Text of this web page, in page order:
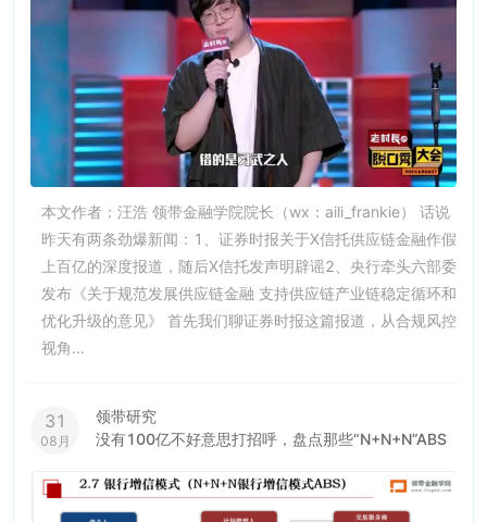
本文作者：汪浩 领带金融学院院长（wx：aili_frankie） 话说
昨天有两条劲爆新闻：1、证券时报关于X信托供应链金融作假
上百亿的深度报道，随后X信托发声明辟谣2、央行牵头六部委
发布《关于规范发展供应链金融 支持供应链产业链稳定循环和
优化升级的意见》 首先我们聊证券时报这篇报道，从合规风控
视角...
31
08月
领带研究
没有100亿不好意思打招呼，盘点那些“N+N+N”ABS